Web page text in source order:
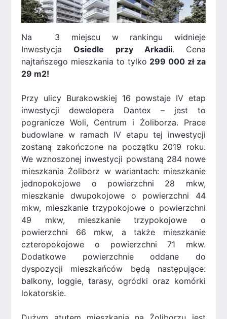
Na 3 miejscu w rankingu widnieje
InwestycjaOsiedle przy Arkadii. Cena
najtańszego mieszkania to tylko 299 000 zł za
29 m2!
Przy ulicy Burakowskiej 16 powstaje IV etap
inwestycji dewelopera Dantex – jest to
pogranicze Woli, Centrum i Żoliborza. Prace
budowlane w ramach IV etapu tej inwestycji
zostaną zakończone na początku 2019 roku.
We wznoszonej inwestycji powstaną 284 nowe
mieszkania Żoliborz w wariantach: mieszkanie
jednopokojowe o powierzchni 28 mkw,
mieszkanie dwupokojowe o powierzchni 44
mkw, mieszkanie trzypokojowe o powierzchni
49 mkw, mieszkanie trzypokojowe o
powierzchni 66 mkw, a także mieszkanie
czteropokojowe o powierzchni 71 mkw.
Dodatkowe powierzchnie oddane do
dyspozycji mieszkańców będą następujące:
balkony, loggie, tarasy, ogródki oraz komórki
lokatorskie.